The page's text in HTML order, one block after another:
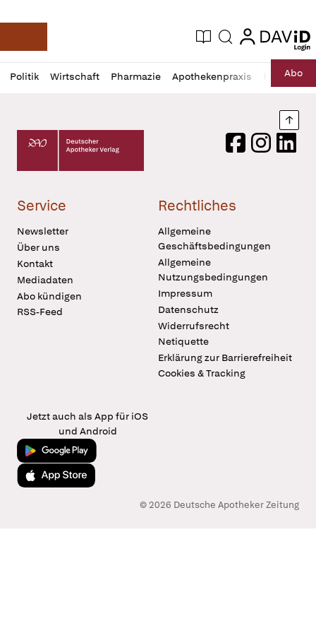
Deutsche Apotheker Zeitung
Aktuelle Ausgabe
Suche login
login
Politik Wirtschaft Pharmazie Apothekenpraxis RechtAbo
Profil
öffnen
Daz
Pur
Deutscher Apotheker Verlag Logo
FacebookInstagram
Service
Newsletter
Über uns
Kontakt
Mediadaten
Abo kündigen
RSS-Feed
Rechtliches
Allgemeine
Geschäftsbedingungen
Allgemeine
Nutzungsbedingungen
Impressum
Datenschutz
Widerrufsrecht
Netiquette
Erklärung zur Barrierefreiheit
Cookies & Tracking
Jetzt auch als App für iOS
und Android
Jetzt bei Google Play
Laden im App Store
© 2026 Deutsche Apotheker Zeitung